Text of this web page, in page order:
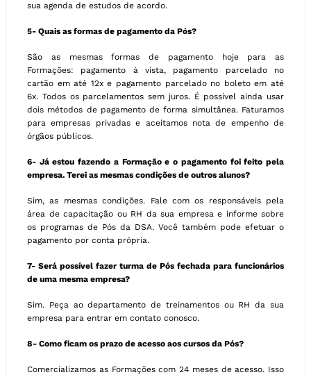
sua agenda de estudos de acordo.
5- Quais as formas de pagamento da Pós?
São as mesmas formas de pagamento hoje para as
Formações: pagamento à vista, pagamento parcelado no
cartão em até 12x e pagamento parcelado no boleto em até
6x. Todos os parcelamentos sem juros. É possível ainda usar
dois métodos de pagamento de forma simultânea. Faturamos
para empresas privadas e aceitamos nota de empenho de
órgãos públicos.
6- Já estou fazendo a Formação e o pagamento foi feito pela
empresa. Terei as mesmas condições de outros alunos?
Sim, as mesmas condições. Fale com os responsáveis pela
área de capacitação ou RH da sua empresa e informe sobre
os programas de Pós da DSA. Você também pode efetuar o
pagamento por conta própria.
7- Será possível fazer turma de Pós fechada para funcionários
de uma mesma empresa?
Sim. Peça ao departamento de treinamentos ou RH da sua
empresa para entrar em contato conosco.
8- Como ficam os prazo de acesso aos cursos da Pós?
Comercializamos as Formações com 24 meses de acesso. Isso